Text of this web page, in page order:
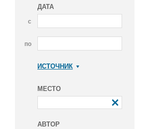
ДАТА
с
по
ИСТОЧНИК
МЕСТО
АВТОР